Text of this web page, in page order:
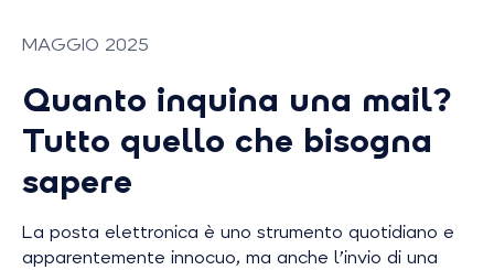
MAGGIO 2025
Quanto inquina una mail?
Tutto quello che bisogna
sapere
La posta elettronica è uno strumento quotidiano e
apparentemente innocuo, ma anche l’invio di una